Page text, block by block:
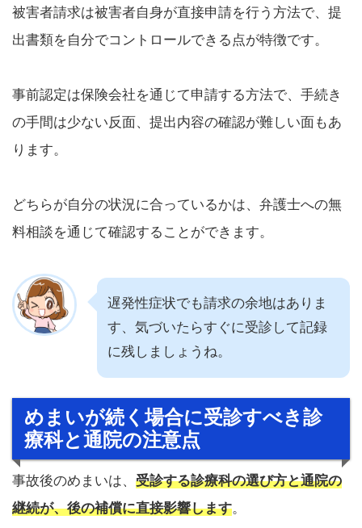
被害者請求は被害者自身が直接申請を行う方法で、提
出書類を自分でコントロールできる点が特徴です。
事前認定は保険会社を通じて申請する方法で、手続き
の手間は少ない反面、提出内容の確認が難しい面もあ
ります。
どちらが自分の状況に合っているかは、弁護士への無
料相談を通じて確認することができます。
遅発性症状でも請求の余地はありま
す、気づいたらすぐに受診して記録
に残しましょうね。
めまいが続く場合に受診すべき診
療科と通院の注意点
事故後のめまいは、 受診する診療科の選び方と通院の
継続が、後の補償に直接影響します。